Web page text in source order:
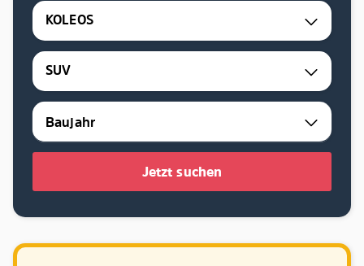
KOLEOS
SUV
Jetzt suchen